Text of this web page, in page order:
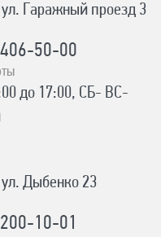
Гаражный проезд 3
50-00
до 17:00, СБ- ВС-
Дыбенко 23
10-01